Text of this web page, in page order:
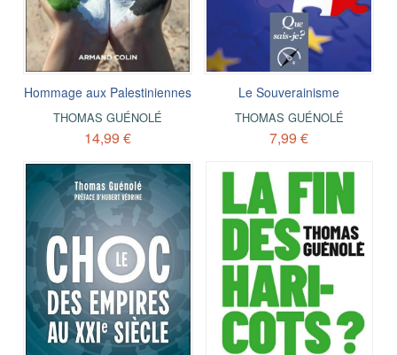
Hommage aux Palestiniennes
THOMAS GUÉNOLÉ
14,99 €
Le Souverainisme
THOMAS GUÉNOLÉ
7,99 €